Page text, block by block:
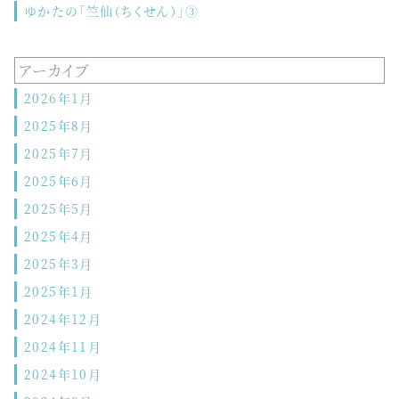
ゆかたの「竺仙（ちくせん）」③
アーカイブ
2026年1月
2025年8月
2025年7月
2025年6月
2025年5月
2025年4月
2025年3月
2025年1月
2024年12月
2024年11月
2024年10月